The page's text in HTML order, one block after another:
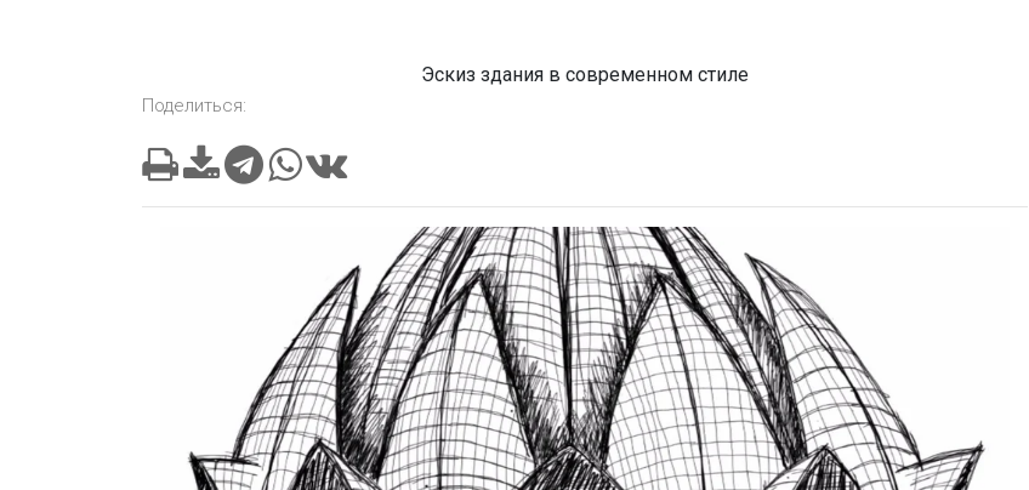
Эскиз здания в современном стиле
Поделиться: